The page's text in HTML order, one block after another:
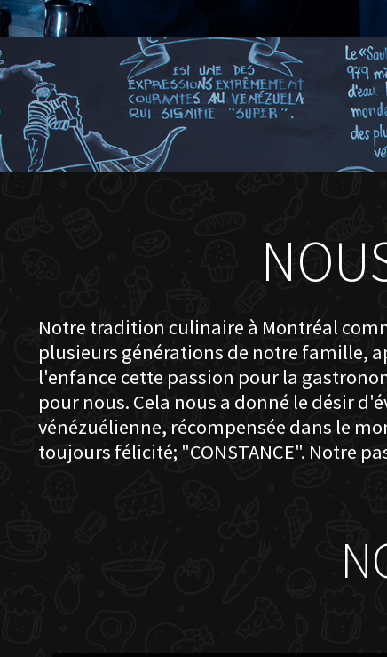
Notre tradition culinaire à Montréal
plusieurs générations de notre famille,
l'enfance cette passion pour la
pour nous. Cela nous a donné le désir
vénézuélienne, récompensée dans le
toujours félicité; "CONSTANCE". Notre